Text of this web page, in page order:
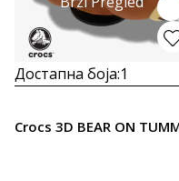
Достапна боја:1
Crocs 3D BEAR ON